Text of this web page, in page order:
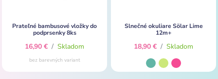
Prateľné bambusové vložky do
podprsenky 8ks
16,90 € / Skladom
bez barevných variant
Slnečné okuliare Sölar Lime
12m+
18,90 € / Skladom